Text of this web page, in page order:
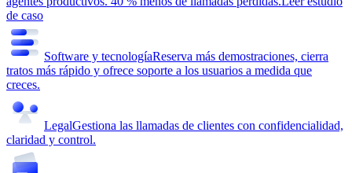
de caso
Software y tecnologíaReserva más demostraciones, cierra
tratos más rápido y ofrece soporte a los usuarios a medida que
creces.
LegalGestiona las llamadas de clientes con confidencialidad,
claridad y control.